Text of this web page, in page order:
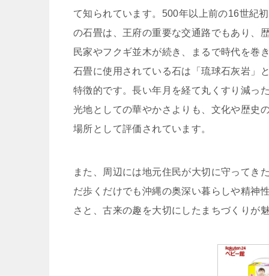
て知られています。500年以上前の16世紀
の石畳は、王府の重要な交通路でもあり、
民家やフクギ並木が続き、まるで時代を巻
石畳に使用されている石は「琉球石灰岩」
特徴的です。長い年月を経て丸くすり減っ
光地としての華やかさよりも、文化や歴史
場所として評価されています。
また、周辺には地元住民が大切に守ってき
だ歩くだけでも沖縄の奥深い暮らしや精神
さと、古来の趣を大切にしたまちづくりが